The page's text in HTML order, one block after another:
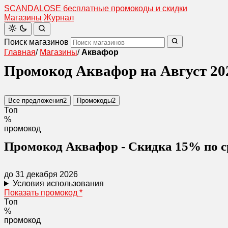
SCANDALOSE бесплатные промокоды и скидки
Магазины Журнал
Поиск магазинов
Главная/ Магазины/ Аквафор
Промокод Аквафор на Август
Все предложения2 Промокоды2
Топ
%
промокод
Промокод Аквафор - Скидка 15% по
до 31 декабря 2026
Условия использования
Показать промокод *
Топ
%
промокод